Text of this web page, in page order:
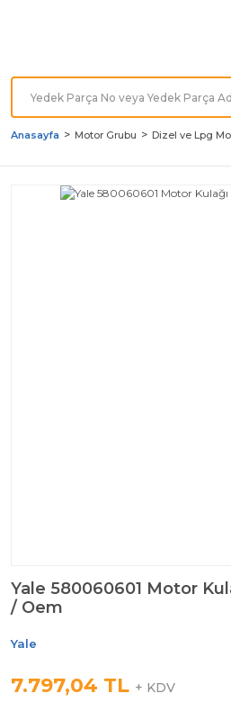
Anasayfa Motor Grubu Dizel ve Lpg
Yale 580060601 Motor
/ Oem
Yale
7.797,04 TL + KDV